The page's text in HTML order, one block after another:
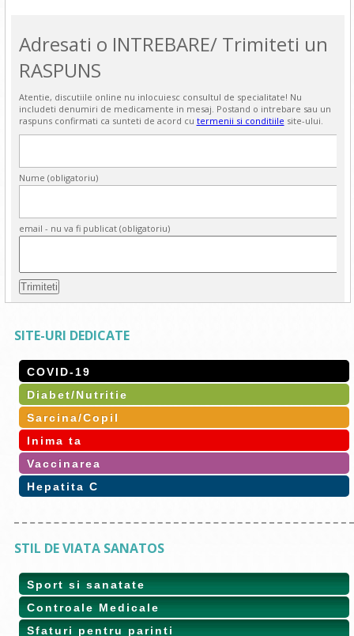
Adresati o INTREBARE/ Trimiteti un
RASPUNS
Atentie, discutiile online nu inlocuiesc consultul de specialitate! Nu
includeti denumiri de medicamente in mesaj. Postand o intrebare sau un
raspuns confirmati ca sunteti de acord cu termenii si conditiile site-ului.
Nume (obligatoriu)
email - nu va fi publicat (obligatoriu)
SITE-URI DEDICATE
COVID-19
Diabet/Nutritie
Sarcina/Copil
Inima ta
Vaccinarea
Hepatita C
STIL DE VIATA SANATOS
Sport si sanatate
Controale Medicale
Sfaturi pentru parinti